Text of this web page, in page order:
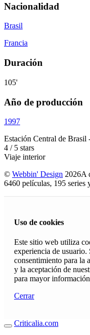
Nacionalidad
Brasil
Francia
Duración
105'
Año de producción
1997
Estación Central de Brasil
4 / 5 stars
Viaje interior
© Webbin' Design 2026A
6460 películas, 195 series
Uso de cookies
Este sitio web utiliza
experiencia de usuario.
consentimiento para la
y la aceptación de
para mayor
Cerrar
Criticalia.com